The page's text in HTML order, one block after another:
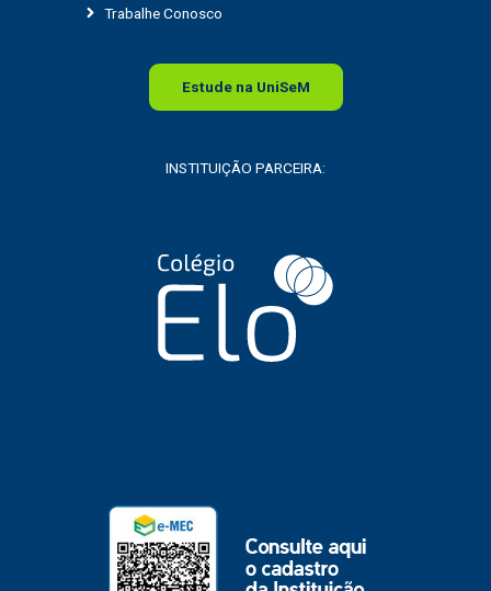
Trabalhe Conosco
Estude na UniSeM
INSTITUIÇÃO PARCEIRA: